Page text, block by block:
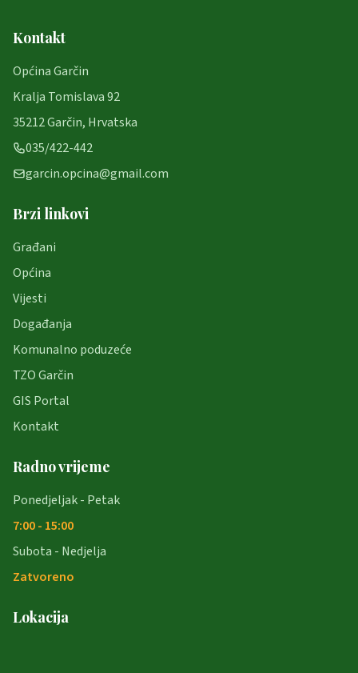
Kontakt
Općina Garčin
Kralja Tomislava 92
35212 Garčin, Hrvatska
035/422-442
garcin.opcina@gmail.com
Brzi linkovi
Građani
Općina
Vijesti
Događanja
Komunalno poduzeće
TZO Garčin
GIS Portal
Kontakt
Radno vrijeme
Ponedjeljak - Petak
7:00 - 15:00
Subota - Nedjelja
Zatvoreno
Lokacija